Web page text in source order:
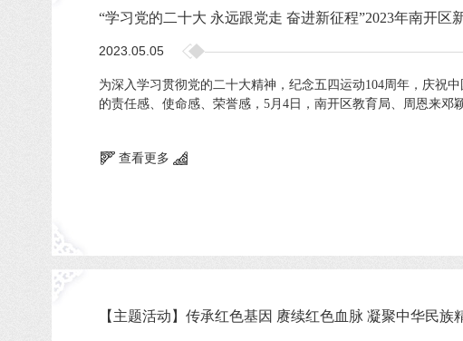
“学习党的二十大 永远跟党走 奋进新征程”2023年南开
2023.05.05
为深入学习贯彻党的二十大精神，纪念五四运动104周年，庆祝
的责任感、使命感、荣誉感，5月4日，南开区教育局、周恩来
查看更多
【主题活动】传承红色基因 赓续红色血脉 凝聚中华民